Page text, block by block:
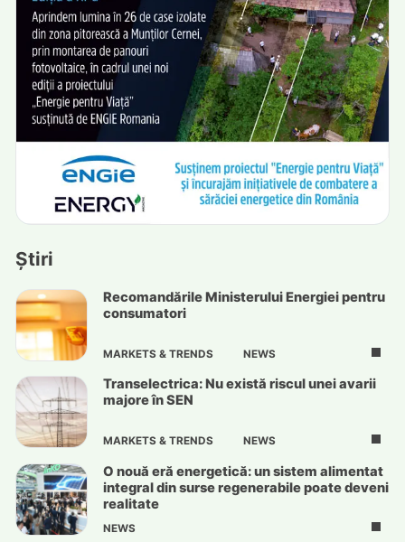
Știri
Recomandările Ministerului Energiei pentru
consumatori
MARKETS & TRENDS NEWS
Transelectrica: Nu există riscul unei avarii
majore în SEN
MARKETS & TRENDS NEWS
O nouă eră energetică: un sistem alimentat
integral din surse regenerabile poate deveni
realitate
NEWS